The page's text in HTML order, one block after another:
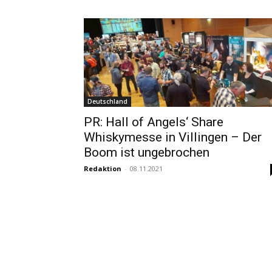
Deutschland
PR: Hall of Angels‘ Share
Whiskymesse in Villingen – Der
Boom ist ungebrochen
Redaktion - 08.11.2021